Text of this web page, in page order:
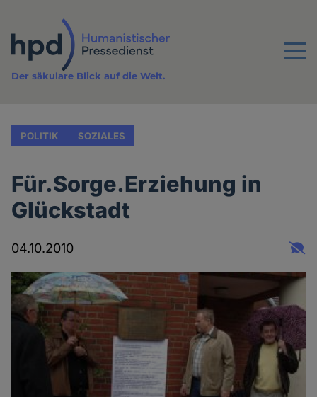
Inhalt
Menu
Der säkulare Blick auf die Welt.
POLITIK SOZIALES
Für.Sorge.Erziehung in
Glückstadt
04.10.2010